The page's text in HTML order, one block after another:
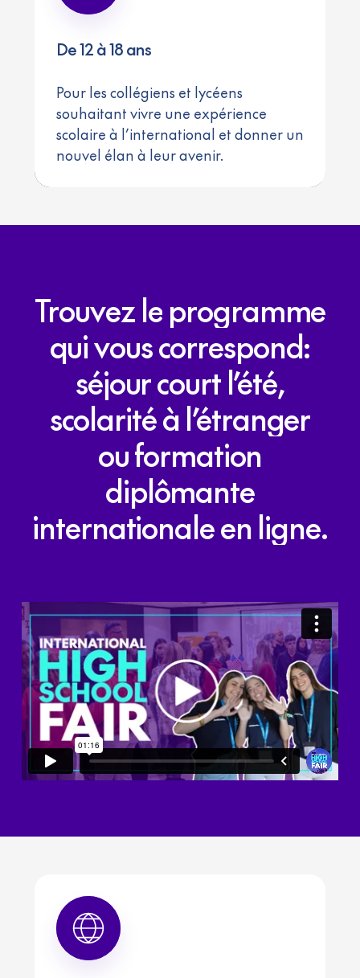
De 12 à 18 ans
Pour les collégiens et lycéens
souhaitant vivre une expérience
scolaire à l’international et donner un
nouvel élan à leur avenir.
Trouvezleprogramme
quivouscorrespond:
séjourcourt l’été,
scolaritéàl’étranger
ouformation
diplômante
internationaleenligne.